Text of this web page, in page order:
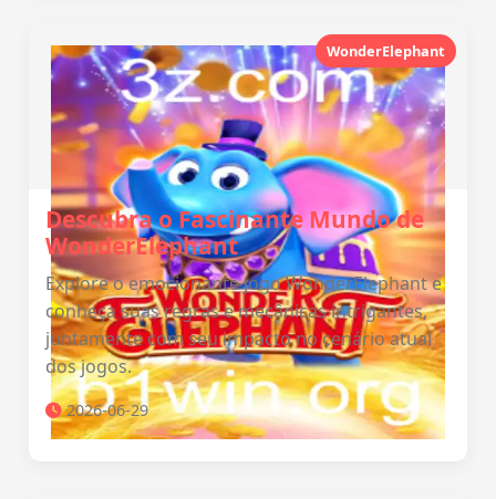
WonderElephant
Descubra o Fascinante Mundo de
WonderElephant
Explore o emocionante jogo WonderElephant e
conheça suas regras e mecânicas intrigantes,
juntamente com seu impacto no cenário atual
dos jogos.
2026-06-29